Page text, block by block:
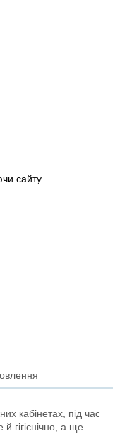
сайту.
кабінетах, під час
й гігієнічно, а ще —